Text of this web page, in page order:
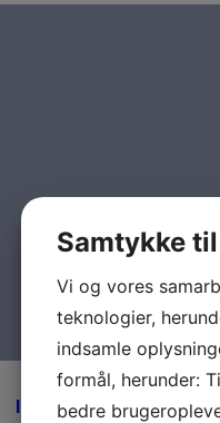
Information vedr.
Samtykke
Vi og vores
teknologier,
indsamle
formål, herunder:
bedre